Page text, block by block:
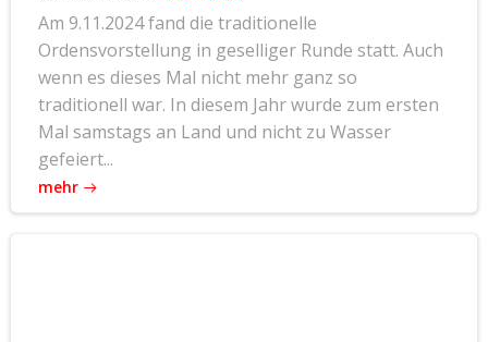
Am 9.11.2024 fand die traditionelle
Ordensvorstellung in geselliger Runde statt. Auch
wenn es dieses Mal nicht mehr ganz so
traditionell war. In diesem Jahr wurde zum ersten
Mal samstags an Land und nicht zu Wasser
gefeiert...
mehr